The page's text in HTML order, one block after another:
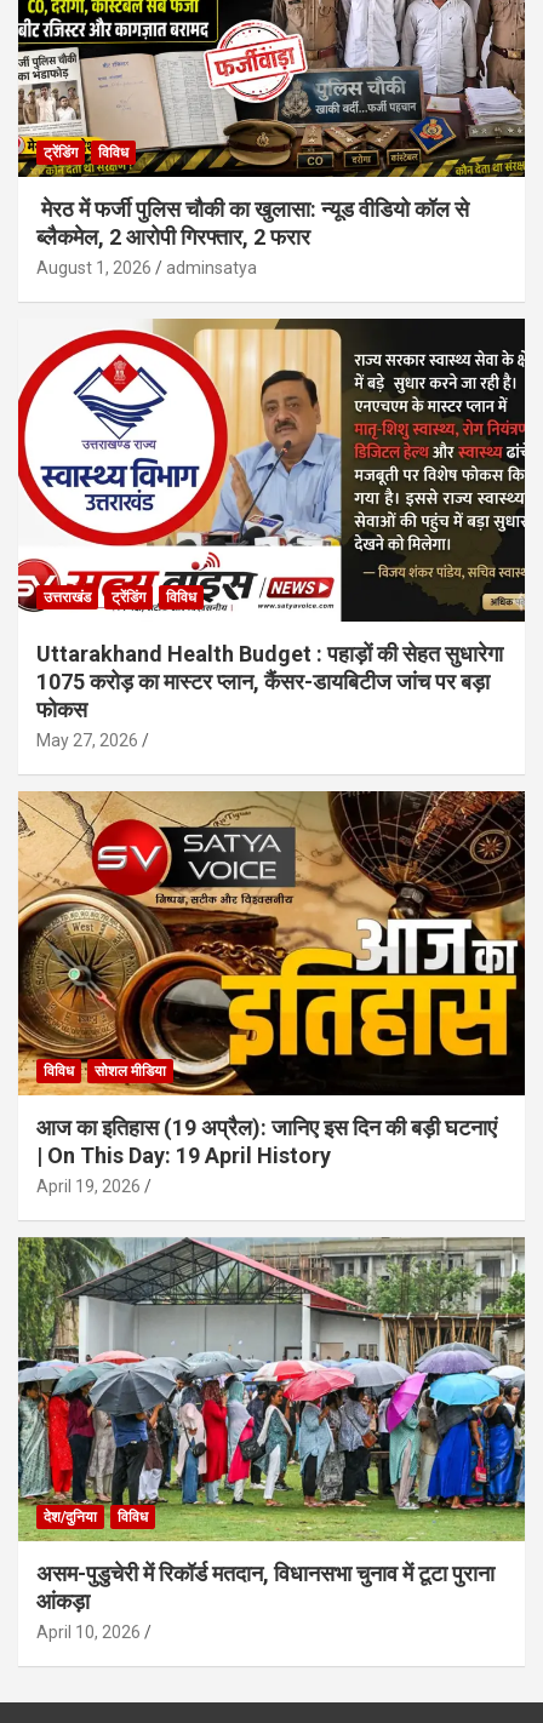
ट्रेंडिंग विविध
मेरठ में फर्जी पुलिस चौकी का खुलासा: न्यूड वीडियो कॉल से
ब्लैकमेल, 2 आरोपी गिरफ्तार, 2 फरार
August 1, 2026 adminsatya
उत्तराखंड ट्रेंडिंग विविध
Uttarakhand Health Budget : पहाड़ों की सेहत सुधारेगा
1075 करोड़ का मास्टर प्लान, कैंसर-डायबिटीज जांच पर बड़ा
फोकस
May 27, 2026
विविध सोशल मीडिया
आज का इतिहास (19 अप्रैल): जानिए इस दिन की बड़ी घटनाएं
| On This Day: 19 April History
April 19, 2026
देश/दुनिया विविध
असम-पुडुचेरी में रिकॉर्ड मतदान, विधानसभा चुनाव में टूटा पुराना
आंकड़ा
April 10, 2026